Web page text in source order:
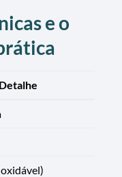
e o
Detalhe